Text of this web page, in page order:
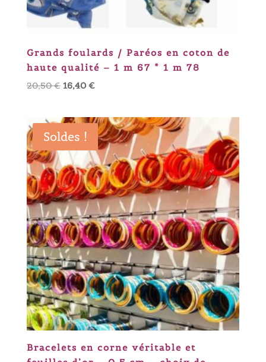
Grands foulards / Paréos en coton de
haute qualité – 1 m 67 * 1 m 78
20,50€ Le
était :
20,50 €.
16,40 €Le
est :
16,40 €.
Soldes !
Bracelets en corne véritable et